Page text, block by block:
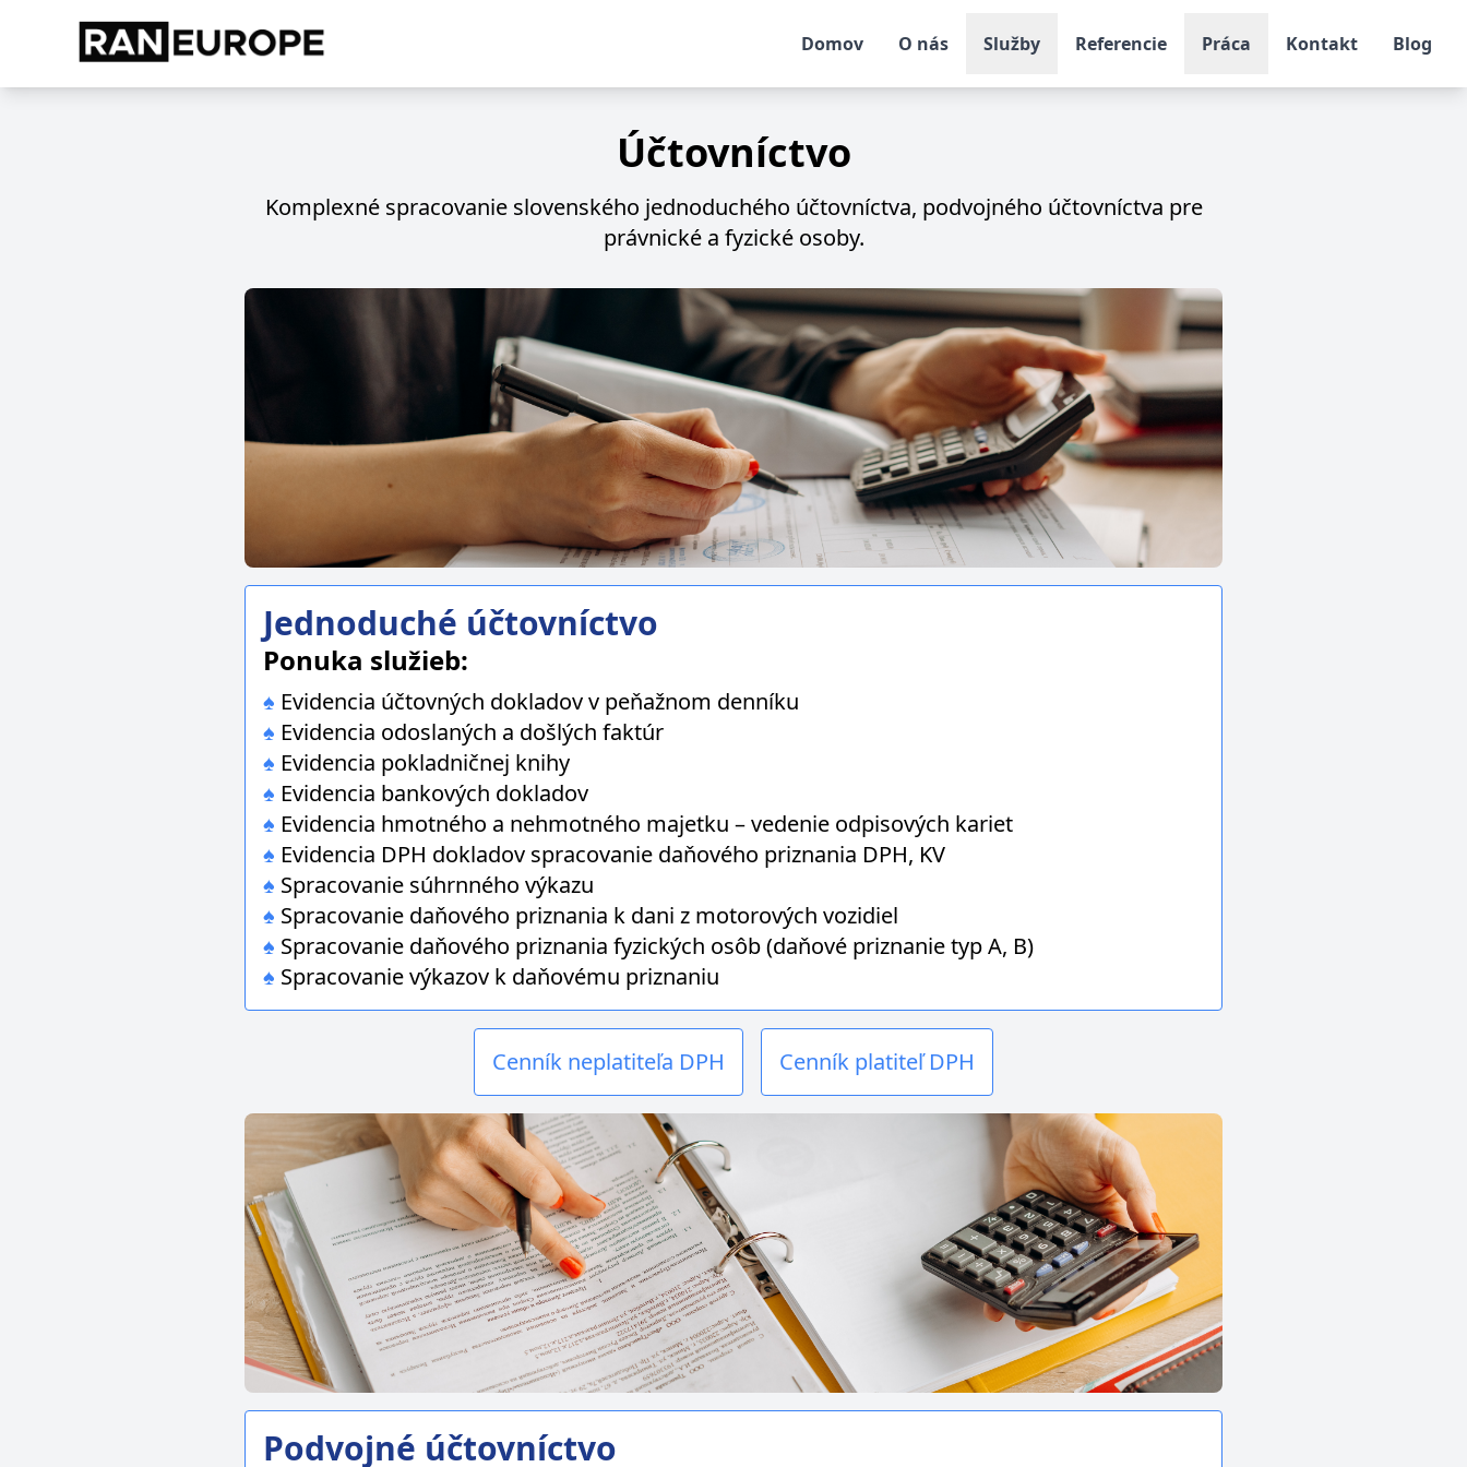
Domov O nás Služby Referencie Práca Kontakt Blog
Účtovníctvo
Komplexné spracovanie slovenského jednoduchého účtovníctva, podvojného účtovníctva pre
právnické a fyzické osoby.
Jednoduché účtovníctvo
Ponuka služieb:
♠ Evidencia účtovných dokladov v peňažnom denníku
♠ Evidencia odoslaných a došlých faktúr
♠ Evidencia pokladničnej knihy
♠ Evidencia bankových dokladov
♠ Evidencia hmotného a nehmotného majetku – vedenie odpisových kariet
♠ Evidencia DPH dokladov spracovanie daňového priznania DPH, KV
♠ Spracovanie súhrnného výkazu
♠ Spracovanie daňového priznania k dani z motorových vozidiel
♠ Spracovanie daňového priznania fyzických osôb (daňové priznanie typ A, B)
♠ Spracovanie výkazov k daňovému priznaniu
Cenník neplatiteľa DPH Cenník platiteľ DPH
Podvojné účtovníctvo